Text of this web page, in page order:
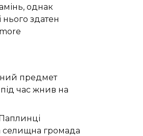
однак
здатен
300
мільйонів
історії
Європи
предмет
час жнив на
селищна громада